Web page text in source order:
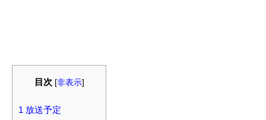
目次 [非表示]
1 放送予定